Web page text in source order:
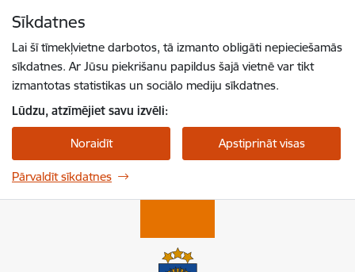
Sīkdatnes
Lai šī tīmekļvietne darbotos, tā izmanto obligāti nepieciešamās
sīkdatnes. Ar Jūsu piekrišanu papildus šajā vietnē var tikt
izmantotas statistikas un sociālo mediju sīkdatnes.
Lūdzu, atzīmējiet savu izvēli:
Noraidīt Apstiprināt visas
Pārvaldīt sīkdatnes